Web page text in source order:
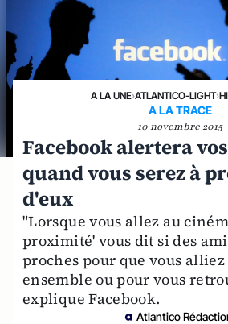
A LA UNE›ATLANTICO-LIGHT›
A LA TRACE
10 novembre 2015
Facebook alertera
quand vous serez à
d'eux
"Lorsque vous allez au
proximité' vous dit si des
proches pour que vous
ensemble ou pour vous
explique Facebook.
Atlantico